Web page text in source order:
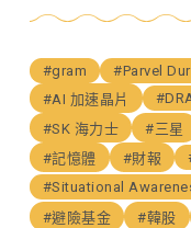
#gram #Parvel
#AI 加速晶片
#SK 海力士
#三星
#記憶體
#財報
#Situational
#避險基金
#韓股